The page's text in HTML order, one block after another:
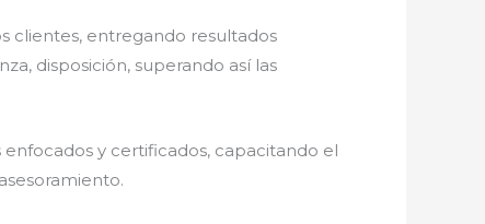
clientes, entregando resultados
disposición, superando así las
y certificados, capacitando el